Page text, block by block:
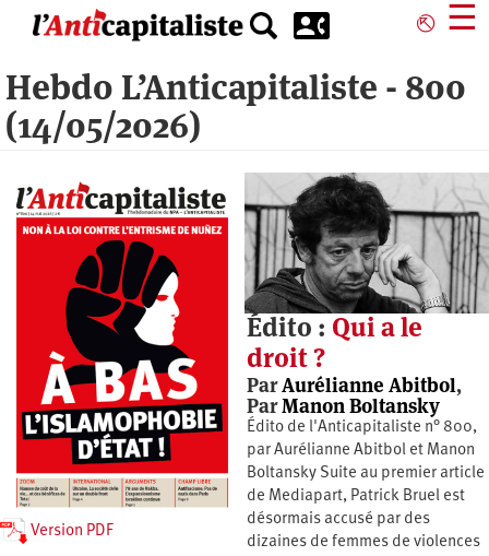
principal
⎋ ☰
Hebdo L’Anticapitaliste - 800
(14/05/2026)
Édito : Qui a le
droit ?
ParAurélianne Abitbol,
ParManon Boltansky
Édito de l'Anticapitaliste n° 800,
par Aurélianne Abitbol et Manon
Boltansky Suite au premier article
de Mediapart, Patrick Bruel est
désormais accusé par des
dizaines de femmes de violences
Version PDF